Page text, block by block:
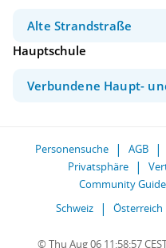
Alte Strandstraße
Hauptschule
Verbundene Haupt-
Personensuche AGB
Privatsphäre
Community
Schweiz
Österreich
© Thu Aug 06 11:58:57